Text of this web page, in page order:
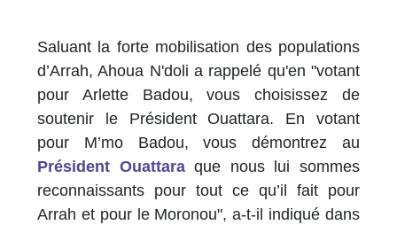
Saluant la forte mobilisation des populations
d’Arrah, Ahoua N'doli a rappelé qu'en "votant
pour Arlette Badou, vous choisissez de
soutenir le Président Ouattara. En votant
pour M’mo Badou, vous démontrez au
Président Ouattara que nous lui sommes
reconnaissants pour tout ce qu’il fait pour
Arrah et pour le Moronou", a-t-il indiqué dans